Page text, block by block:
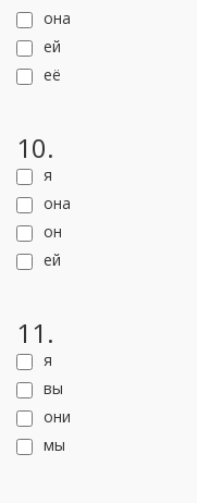
она
ей
её
10.
я
она
он
ей
11.
я
вы
они
мы